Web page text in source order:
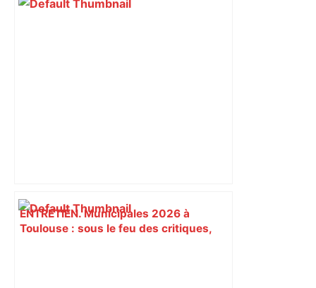
ENTRETIEN. Municipales 2026 à
Toulouse : sous le feu des critiques,